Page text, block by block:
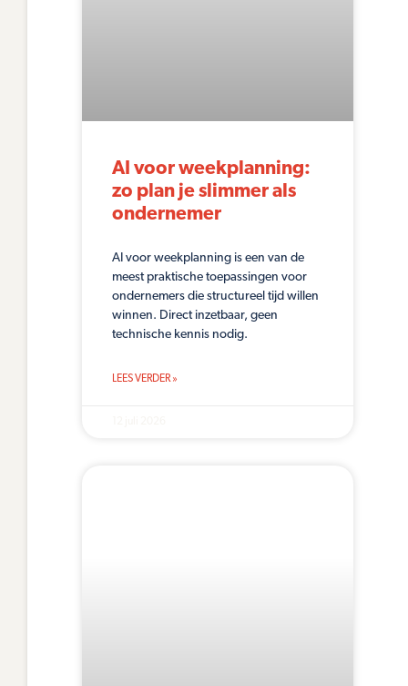
AI voor weekplanning:
zo plan je slimmer als
ondernemer
AI voor weekplanning is een van de
meest praktische toepassingen voor
ondernemers die structureel tijd willen
winnen. Direct inzetbaar, geen
technische kennis nodig.
LEES VERDER »